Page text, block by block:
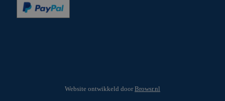
Website ontwikkeld doorBrowsr.nl